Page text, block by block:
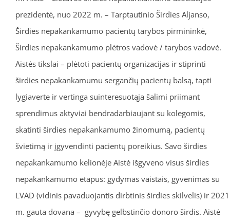
prezidentė, nuo 2022 m. – Tarptautinio Širdies Aljanso,
Širdies nepakankamumo pacientų tarybos pirmininkė,
Širdies nepakankamumo plėtros vadovė / tarybos vadovė.
Aistės tikslai – plėtoti pacientų organizacijas ir stiprinti
širdies nepakankamumu sergančių pacientų balsą, tapti
lygiaverte ir vertinga suinteresuotąja šalimi priimant
sprendimus aktyviai bendradarbiaujant su kolegomis,
skatinti širdies nepakankamumo žinomumą, pacientų
švietimą ir įgyvendinti pacientų poreikius. Savo širdies
nepakankamumo kelionėje Aistė išgyveno visus širdies
nepakankamumo etapus: gydymas vaistais, gyvenimas su
LVAD (vidinis pavaduojantis dirbtinis širdies skilvelis) ir 2021
m. gauta dovana – gyvybę gelbstinčio donoro širdis. Aistė